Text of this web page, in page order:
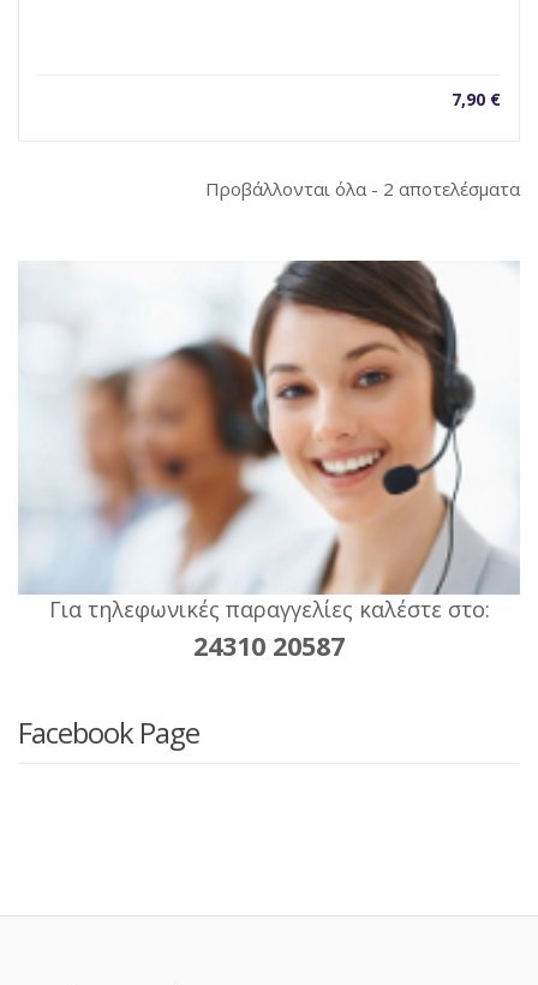
7,90 €
Προβάλλονται όλα - 2 αποτελέσματα
Για τηλεφωνικές παραγγελίες καλέστε στο:
24310 20587
Facebook Page